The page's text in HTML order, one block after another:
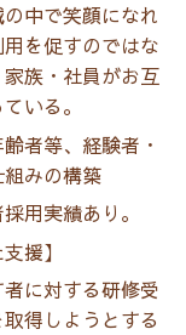
中で笑顔になれ
を促すのではな
族・社員がお互
いる。
者等、経験者・
みの構築
用実績あり。
援】
に対する研修受
得しようとする